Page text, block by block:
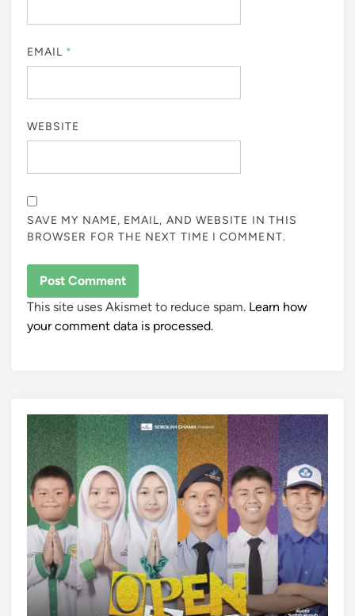
EMAIL *
WEBSITE
SAVE MY NAME, EMAIL, AND WEBSITE IN THIS
BROWSER FOR THE NEXT TIME I COMMENT.
This site uses Akismet to reduce spam. Learn how
your comment data is processed.